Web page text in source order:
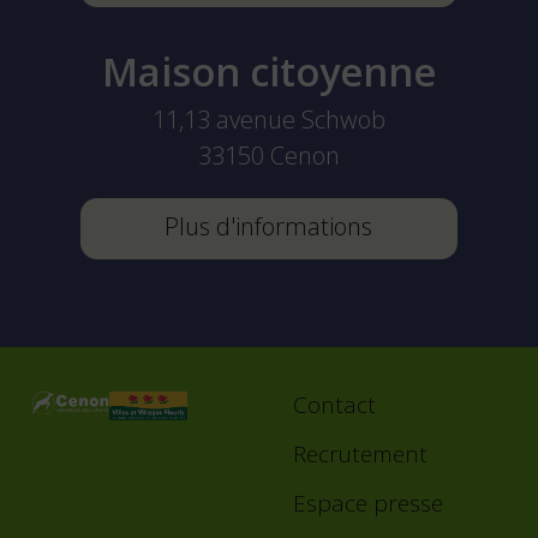
Maison citoyenne
11,13 avenue Schwob
33150 Cenon
Plus d'informations
Footer
menu
Contact
Recrutement
Espace presse